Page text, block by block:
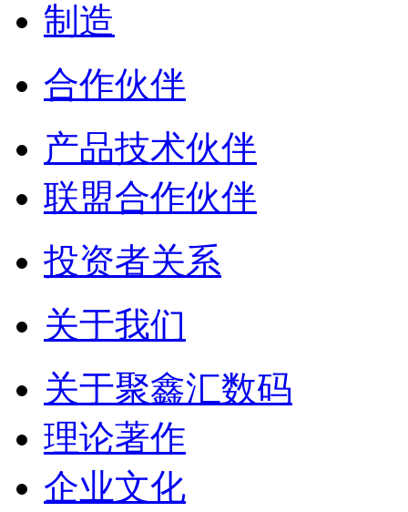
制造
合作伙伴
产品技术伙伴
联盟合作伙伴
投资者关系
关于我们
关于聚鑫汇数码
理论著作
企业文化